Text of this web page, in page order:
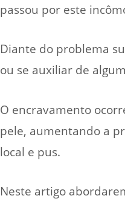
passou por este
Diante do problema
ou se auxiliar de
O encravamento
pele, aumentando a
local e pus.
Neste artigo